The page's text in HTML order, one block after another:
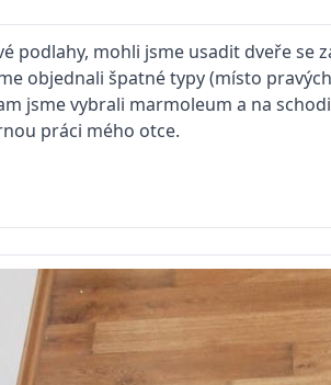
podlahy, mohli jsme usadit dveře
objednali špatné typy (místo
jsme vybrali marmoleum a na
práci mého otce.